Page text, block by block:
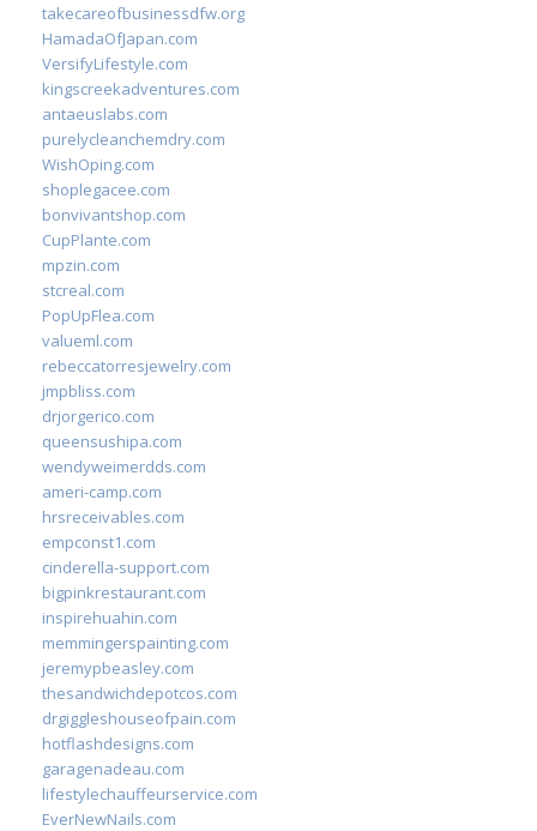
takecareofbusinessdfw.org
HamadaOfJapan.com
VersifyLifestyle.com
kingscreekadventures.com
antaeuslabs.com
purelycleanchemdry.com
WishOping.com
shoplegacee.com
bonvivantshop.com
CupPlante.com
mpzin.com
stcreal.com
PopUpFlea.com
valueml.com
rebeccatorresjewelry.com
jmpbliss.com
drjorgerico.com
queensushipa.com
wendyweimerdds.com
ameri-camp.com
hrsreceivables.com
empconst1.com
cinderella-support.com
bigpinkrestaurant.com
inspirehuahin.com
memmingerspainting.com
jeremypbeasley.com
thesandwichdepotcos.com
drgiggleshouseofpain.com
hotflashdesigns.com
garagenadeau.com
lifestylechauffeurservice.com
EverNewNails.com